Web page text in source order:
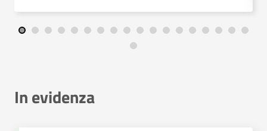
In evidenza